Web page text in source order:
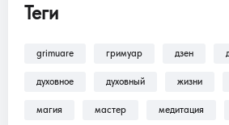
В разделеПомощь >Как
подписку?!— находится
Трансляции, Аудиокниги .
Теги
grimuare гримуар дзен
духовное духовный жизни
магия мастер медитация